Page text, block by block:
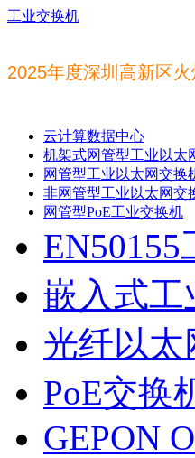
工业交换机
2025年度深圳高新区
云计算数据中心
机架式网管型工业以太
网管型工业以太网交换
非网管型工业以太网交
网管型PoE工业交换机
嵌入式工
光纤以太
PoE交换
GEPON